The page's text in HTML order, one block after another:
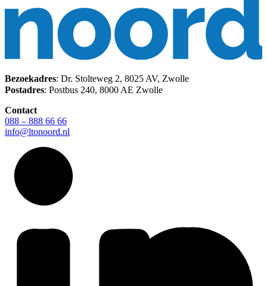
Bezoekadres: Dr. Stolteweg 2, 8025 AV, Zwolle
Postadres: Postbus 240, 8000 AE Zwolle
Contact
088 – 888 66 66
info@ltonoord.nl